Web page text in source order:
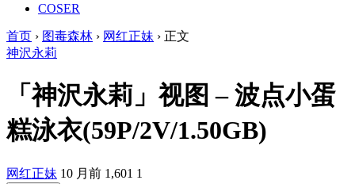
COSER
首页 › 图毒森林 › 网红正妹 › 正文
神沢永莉
「神沢永莉」视图 – 波点小蛋
糕泳衣(59P/2V/1.50GB)
网红正妹 10 月前 1,601 1